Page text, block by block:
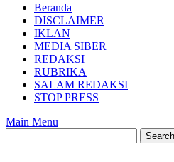
Beranda
DISCLAIMER
IKLAN
MEDIA SIBER
REDAKSI
RUBRIKA
SALAM REDAKSI
STOP PRESS
Main Menu